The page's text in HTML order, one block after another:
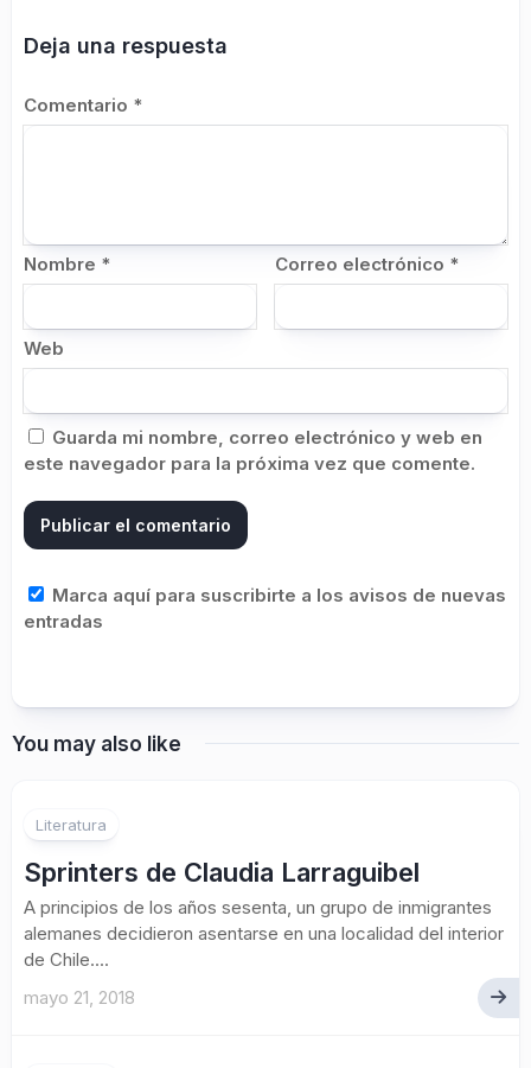
Deja una respuesta
Comentario *
Nombre * Correo electrónico *
Web
Guarda mi nombre, correo electrónico y web en
este navegador para la próxima vez que comente.
Marca aquí para suscribirte a los avisos de nuevas
entradas
You may also like
Literatura
Sprinters de Claudia Larraguibel
A principios de los años sesenta, un grupo de inmigrantes
alemanes decidieron asentarse en una localidad del interior
de Chile....
mayo 21, 2018